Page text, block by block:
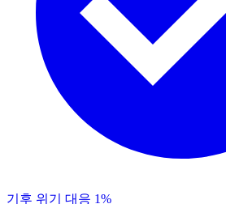
기후 위기 대응 1%